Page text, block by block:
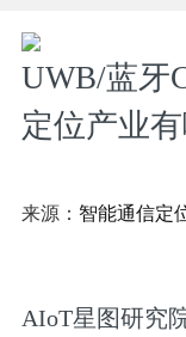
UWB/蓝牙
定位产业
来源： 智能通信定
AIoT星图研究